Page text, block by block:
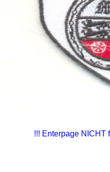
!!! Enterpage NICHT